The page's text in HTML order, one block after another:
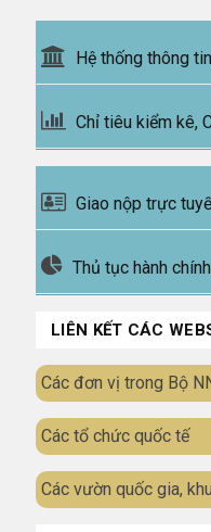
Hệ thống thông
Chỉ tiêu kiểm kê,
Giao nộp trực
Thủ tục hành chính
LIÊN KẾT CÁC
Các đơn vị trong Bộ
Các tổ chức quốc tế
Các vườn quốc gia,